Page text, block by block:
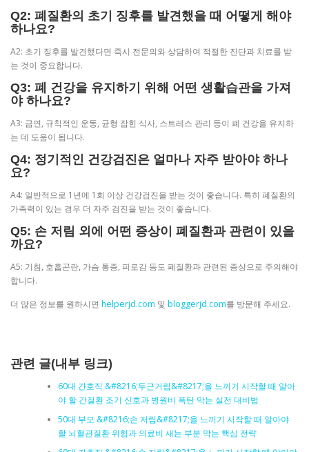
Q2: 폐질환의 초기 징후를 발견했을 때 어떻게 해야
하나요?
A2: 초기 징후를 발견했다면 즉시 전문의와 상담하여 적절한 진단과 치료를 받
는 것이 중요합니다.
Q3: 폐 건강을 유지하기 위해 어떤 생활습관을 가져
야 하나요?
A3: 금연, 규칙적인 운동, 균형 잡힌 식사, 스트레스 관리 등이 폐 건강을 유지하
는 데 도움이 됩니다.
Q4: 정기적인 건강검진은 얼마나 자주 받아야 하나
요?
A4: 일반적으로 1년에 1회 이상 건강검진을 받는 것이 좋습니다. 특히 폐질환의
가족력이 있는 경우 더 자주 검진을 받는 것이 좋습니다.
Q5: 손 저림 외에 어떤 증상이 폐질환과 관련이 있을
까요?
A5: 기침, 호흡곤란, 가슴 통증, 피로감 등도 폐질환과 관련된 증상으로 주의해야
합니다.
더 많은 정보를 원하시면 helperjd.com 및 bloggerjd.com를 방문해 주세요.
관련 글(내부 링크)
60대 간호직 &#8216;두근거림&#8217;을 느끼기 시작할 때 알아
야 할 간질환 조기 신호과 병원비 폭탄 막는 실전 대비법
50대 부모 &#8216;손 저림&#8217;을 느끼기 시작할 때 알아야
할 뇌혈관질환 위험과 의료비 새는 부분 막는 핵심 전략